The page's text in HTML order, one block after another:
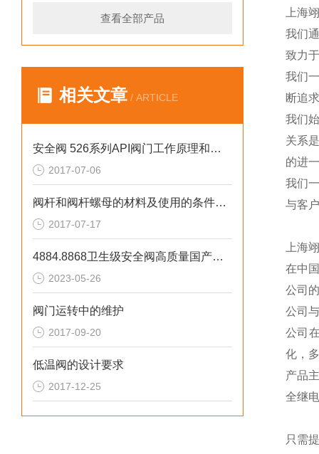
查看全部产品
相关文章 / ARTICLE
安全阀 526系列API阀门工作原理和型号介绍
2017-07-06
阀杆和阀杆螺母的材料及使用的条件是什么
2017-07-17
4884.8868卫生级安全阀高质量国产平替
2023-05-26
阀门运转中的维护
2017-09-20
低温阀的设计要求
2017-12-25
上海
我们
致力
我们
断追
我们
关系
的进
我们
与客
上海
在中
公司
公司
公司
化，
产品
全继
只需